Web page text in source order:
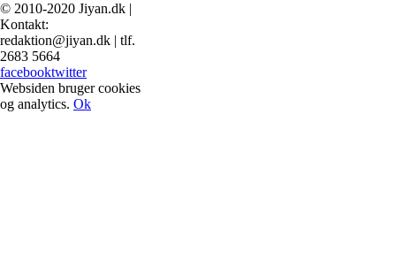
© 2010-2020 Jiyan.dk |
Kontakt:
redaktion@jiyan.dk | tlf.
2683 5664
facebooktwitter
Websiden bruger cookies
og analytics. Ok